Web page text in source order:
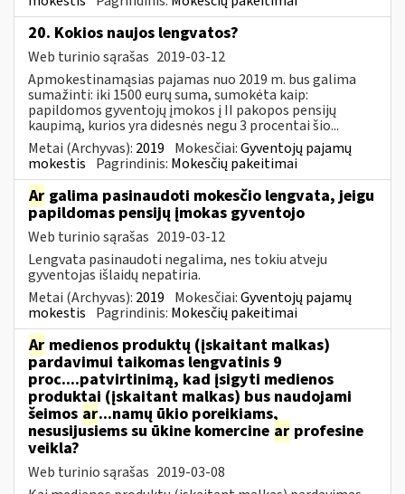
20. Kokios naujos lengvatos?
Web turinio sąrašas 2019-03-12
Apmokestinamąsias pajamas nuo 2019 m. bus galima
sumažinti: iki 1500 eurų suma, sumokėta kaip:
papildomos gyventojų įmokos į II pakopos pensijų
kaupimą, kurios yra didesnės negu 3 procentai šio...
Metai (Archyvas): 2019 Mokesčiai:Gyventojų pajamų
mokestis Pagrindinis: Mokesčių pakeitimai
Ar galima pasinaudoti mokesčio lengvata, jeigu
papildomas pensijų įmokas gyventojo
Web turinio sąrašas 2019-03-12
Lengvata pasinaudoti negalima, nes tokiu atveju
gyventojas išlaidų nepatiria.
Metai (Archyvas): 2019 Mokesčiai:Gyventojų pajamų
mokestis Pagrindinis: Mokesčių pakeitimai
Ar medienos produktų (įskaitant malkas)
pardavimui taikomas lengvatinis 9
proc....patvirtinimą, kad įsigyti medienos
produktai (įskaitant malkas) bus naudojami
šeimos ar...namų ūkio poreikiams,
nesusijusiems su ūkine komercine ar profesine
veikla?
Web turinio sąrašas 2019-03-08